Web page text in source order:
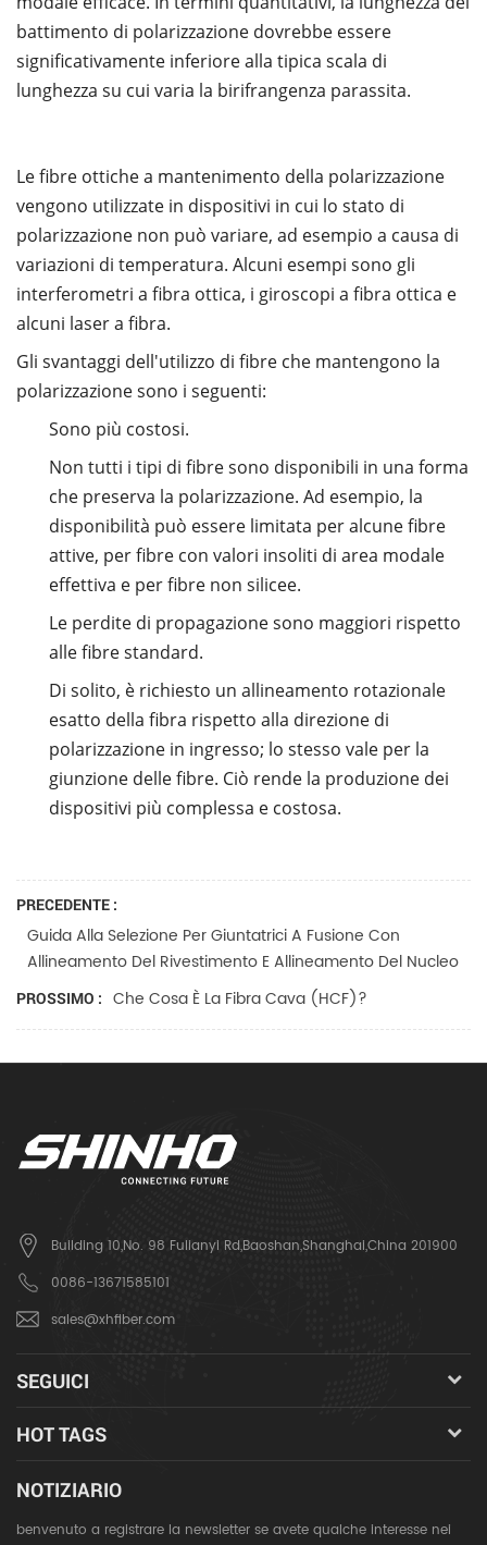
battimento di polarizzazione dovrebbe essere
significativamente inferiore alla tipica scala di
lunghezza su cui varia la birifrangenza parassita.
Le fibre ottiche a mantenimento della polarizzazione
vengono utilizzate in dispositivi in cui lo stato di
polarizzazione non può variare, ad esempio a causa di
variazioni di temperatura. Alcuni esempi sono gli
interferometri a fibra ottica, i giroscopi a fibra ottica e
alcuni laser a fibra.
Gli svantaggi dell'utilizzo di fibre che mantengono la
polarizzazione sono i seguenti:
Sono più costosi.
Non tutti i tipi di fibre sono disponibili in una forma
che preserva la polarizzazione. Ad esempio, la
disponibilità può essere limitata per alcune fibre
attive, per fibre con valori insoliti di area modale
effettiva e per fibre non silicee.
Le perdite di propagazione sono maggiori rispetto
alle fibre standard.
Di solito, è richiesto un allineamento rotazionale
esatto della fibra rispetto alla direzione di
polarizzazione in ingresso; lo stesso vale per la
giunzione delle fibre. Ciò rende la produzione dei
dispositivi più complessa e costosa.
PRECEDENTE :
Guida Alla Selezione Per Giuntatrici A Fusione Con
Allineamento Del Rivestimento E Allineamento Del Nucleo
PROSSIMO : Che Cosa È La Fibra Cava (HCF)?
Building 10,No. 98 Fulianyi Rd,Baoshan,Shanghai,China 201900
0086-13671585101
sales@xhfiber.com
SEGUICI
HOT TAGS
NOTIZIARIO
benvenuto a registrare la newsletter se avete qualche interesse nei